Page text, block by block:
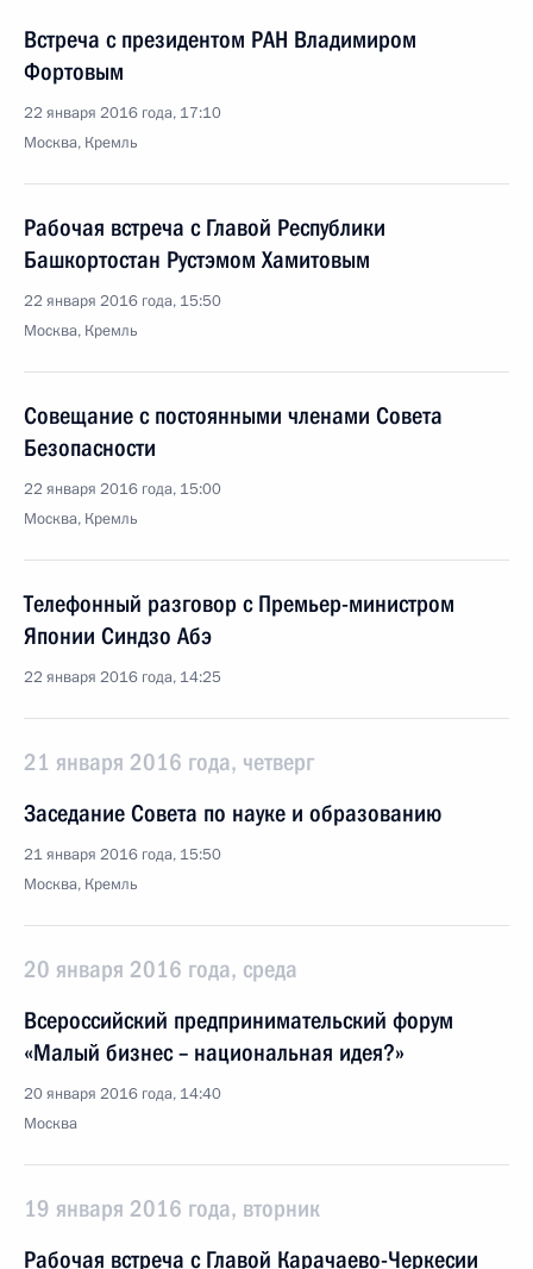
Встреча с президентом РАН Владимиром
Фортовым
22 января 2016 года, 17:10
Москва, Кремль
Рабочая встреча с Главой Республики
Башкортостан Рустэмом Хамитовым
22 января 2016 года, 15:50
Москва, Кремль
Совещание с постоянными членами Совета
Безопасности
22 января 2016 года, 15:00
Москва, Кремль
Телефонный разговор с Премьер-министром
Японии Синдзо Абэ
22 января 2016 года, 14:25
21 января 2016 года, четверг
Заседание Совета по науке и образованию
21 января 2016 года, 15:50
Москва, Кремль
20 января 2016 года, среда
Всероссийский предпринимательский форум
«Малый бизнес – национальная идея?»
20 января 2016 года, 14:40
Москва
19 января 2016 года, вторник
Рабочая встреча с Главой Карачаево-Черкесии